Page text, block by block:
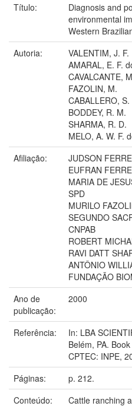
Título:
Diagnosis and
environmental
Western
Autoria:
VALENTIM, J. F.
AMARAL, E. F.
CAVALCANTE,
FAZOLIN, M.
CABALLERO, S.
BODDEY, R. M.
SHARMA, R. D.
MELO, A. W. F.
Afiliação:
JUDSON
EUFRAN
MARIA DE
SPD
MURILO
SEGUNDO
CNPAB
ROBERT
RAVI DATT
ANTÔNIO
FUNDAÇÃO
Ano de
publicação:
2000
Referência:
In: LBA
Belém, PA.
CPTEC: INPE,
Páginas:
p. 212.
Conteúdo:
Cattle ranching